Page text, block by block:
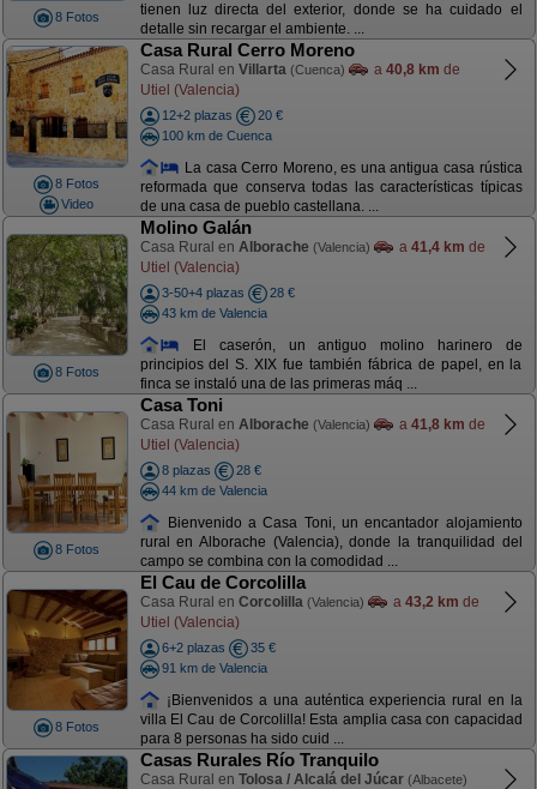
8 Fotos
tienen luz directa del exterior, donde se ha cuidado el
detalle sin recargar el ambiente. ...
8 Fotos
Video
Casa Rural Cerro Moreno
Casa Rural en Villarta (Cuenca) a 40,8 km de
Utiel (Valencia)
12+2 plazas
20 €
100 km de Cuenca
La casa Cerro Moreno, es una antigua casa rústica
reformada que conserva todas las características típicas
de una casa de pueblo castellana. ...
8 Fotos
Molino Galán
Casa Rural en Alborache (Valencia) a 41,4 km de
Utiel (Valencia)
3-50+4 plazas
28 €
43 km de Valencia
El caserón, un antiguo molino harinero de
principios del S. XIX fue también fábrica de papel, en la
finca se instaló una de las primeras máq ...
8 Fotos
Casa Toni
Casa Rural en Alborache (Valencia) a 41,8 km de
Utiel (Valencia)
8 plazas
28 €
44 km de Valencia
Bienvenido a Casa Toni, un encantador alojamiento
rural en Alborache (Valencia), donde la tranquilidad del
campo se combina con la comodidad ...
8 Fotos
El Cau de Corcolilla
Casa Rural en Corcolilla (Valencia) a 43,2 km de
Utiel (Valencia)
6+2 plazas
35 €
91 km de Valencia
¡Bienvenidos a una auténtica experiencia rural en la
villa El Cau de Corcolilla! Esta amplia casa con capacidad
para 8 personas ha sido cuid ...
Casas Rurales Río Tranquilo
Casa Rural en Tolosa / Alcalá del Júcar (Albacete)